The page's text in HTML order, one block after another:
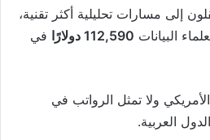
إلى مسارات تحليلية أكثر تقنية،
البيانات 112,590 دولارًا
في
ولا تمثل الرواتب في
العربية.